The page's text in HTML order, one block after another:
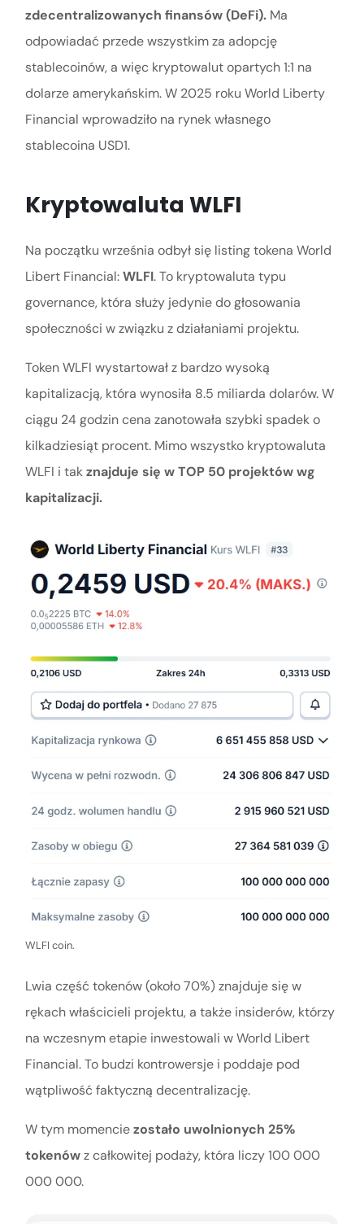
zdecentralizowanych finansów (DeFi).Ma
odpowiadać przede wszystkim za adopcję
stablecoinów, a więc kryptowalut opartych 1:1 na
dolarze amerykańskim. W 2025 roku World Liberty
Financial wprowadziło na rynek własnego
stablecoina USD1.
Kryptowaluta WLFI
Na początku września odbył się listing tokena World
Libert Financial:WLFI. To kryptowaluta typu
governance, która służy jedynie do głosowania
społeczności w związku z działaniami projektu.
Token WLFI wystartował z bardzo wysoką
kapitalizacją, która wynosiła 8.5 miliarda dolarów. W
ciągu 24 godzin cena zanotowała szybki spadek o
kilkadziesiąt procent. Mimo wszystko kryptowaluta
WLFI i takznajduje się w TOP 50 projektów wg
kapitalizacji.
WLFI coin.
Lwia część tokenów (około 70%) znajduje się w
rękach właścicieli projektu, a także insiderów, którzy
na wczesnym etapie inwestowali w World Libert
Financial. To budzi kontrowersje i poddaje pod
wątpliwość faktyczną decentralizację.
W tym momenciezostało uwolnionych 25%
tokenówz całkowitej podaży, która liczy 100 000
000 000.